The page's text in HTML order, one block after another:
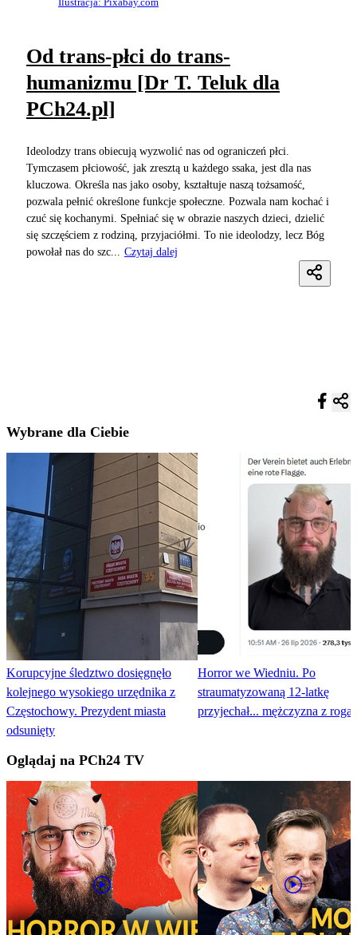
Od trans-płci do trans-
humanizmu [Dr T. Teluk dla
PCh24.pl]
Ideolodzy trans obiecują wyzwolić nas od ograniczeń płci.
Tymczasem płciowość, jak zresztą u każdego ssaka, jest dla nas
kluczowa. Określa nas jako osoby, kształtuje naszą tożsamość,
pozwala pełnić określone funkcje społeczne. Pozwala nam kochać i
czuć się kochanymi. Spełniać się w obrazie naszych dzieci, dzielić
się szczęściem z rodziną, przyjaciółmi. To nie ideolodzy, lecz Bóg
powołał nas do szc...
Czytaj dalej
Wybrane dla Ciebie
Korupcyjne śledztwo dosięgnęło
kolejnego wysokiego urzędnika z
Częstochowy. Prezydent miasta
odsunięty
Horror we Wiedniu. Po
straumatyzowaną 12-latkę
przyjechał... mężczyzna z
Oglądaj na PCh24 TV